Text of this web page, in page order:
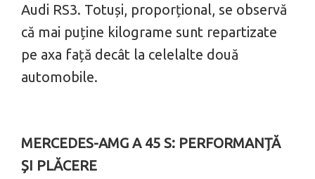
Audi RS3. Totuși, proporțional, se observă
că mai puține kilograme sunt repartizate
pe axa față decât la celelalte două
automobile.
MERCEDES-AMG A 45 S: PERFORMANȚĂ
ȘI PLĂCERE